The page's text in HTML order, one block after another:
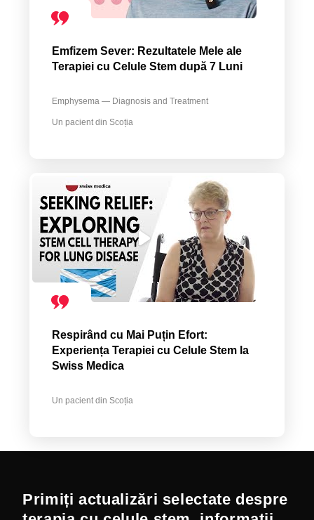
Emfizem Sever: Rezultatele Mele ale
Terapiei cu Celule Stem după 7 Luni
Emphysema — Diagnosis and Treatment
Un pacient din Scoția
Respirând cu Mai Puțin Efort:
Experiența Terapiei cu Celule Stem la
Swiss Medica
Un pacient din Scoția
Primiți actualizări selectate despre